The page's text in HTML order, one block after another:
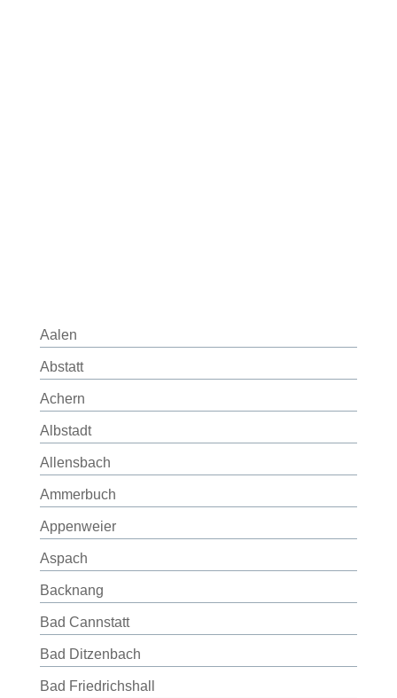
Aalen
Abstatt
Achern
Albstadt
Allensbach
Ammerbuch
Appenweier
Aspach
Backnang
Bad Cannstatt
Bad Ditzenbach
Bad Friedrichshall